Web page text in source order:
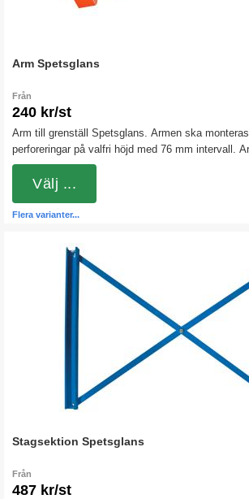
Arm Spetsglans
Från
240 kr/st
Arm till grenställ Spetsglans. Armen ska
perforeringar på valfri höjd med 76 mm intervall.
uppåtgående lutning på 2,5°. Höjden på armfästet
armen får som högst monteras 202 mm från
Flera varianter...
Välj ...
Stagsektion Spetsglans
Från
487 kr/st